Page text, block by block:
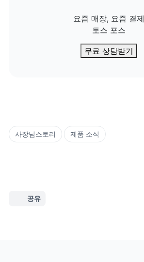
요즘 매장, 요즘 결제
토스 포스
무료 상담받기
사장님스토리 제품 소식
공유